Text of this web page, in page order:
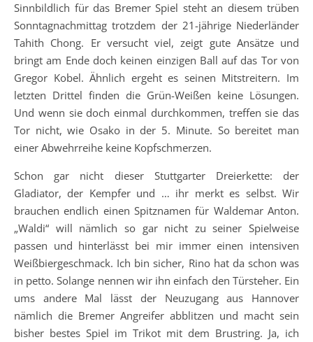
Sinnbildlich für das Bremer Spiel steht an diesem trüben
Sonntagnachmittag trotzdem der 21-jährige Niederländer
Tahith Chong. Er versucht viel, zeigt gute Ansätze und
bringt am Ende doch keinen einzigen Ball auf das Tor von
Gregor Kobel. Ähnlich ergeht es seinen Mitstreitern. Im
letzten Drittel finden die Grün-Weißen keine Lösungen.
Und wenn sie doch einmal durchkommen, treffen sie das
Tor nicht, wie Osako in der 5. Minute. So bereitet man
einer Abwehrreihe keine Kopfschmerzen.
Schon gar nicht dieser Stuttgarter Dreierkette: der
Gladiator, der Kempfer und … ihr merkt es selbst. Wir
brauchen endlich einen Spitznamen für Waldemar Anton.
„Waldi“ will nämlich so gar nicht zu seiner Spielweise
passen und hinterlässt bei mir immer einen intensiven
Weißbiergeschmack. Ich bin sicher, Rino hat da schon was
in petto. Solange nennen wir ihn einfach den Türsteher. Ein
ums andere Mal lässt der Neuzugang aus Hannover
nämlich die Bremer Angreifer abblitzen und macht sein
bisher bestes Spiel im Trikot mit dem Brustring. Ja, ich